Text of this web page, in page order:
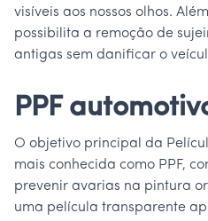
visíveis aos nossos olhos.
possibilita a remoção de
antigas sem danificar o
PPF
O objetivo principal da
mais conhecida como PPF,
prevenir avarias na pintura
uma película transparente